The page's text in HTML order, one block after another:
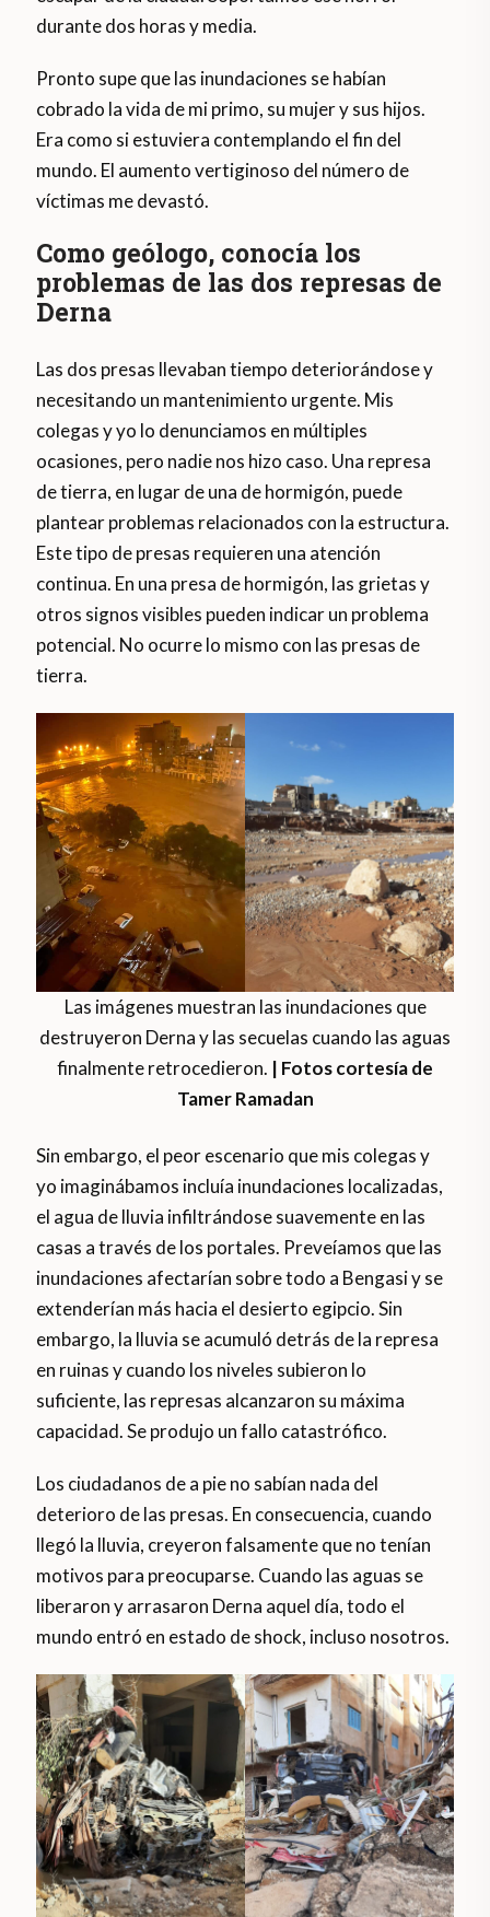
durante dos horas y media.
Pronto supe que las inundaciones se habían
cobrado la vida de mi primo, su mujer y sus hijos.
Era como si estuviera contemplando el fin del
mundo. El aumento vertiginoso del número de
víctimas me devastó.
Como geólogo, conocía los
problemas de las dos represas de
Derna
Las dos presas llevaban tiempo deteriorándose y
necesitando un mantenimiento urgente. Mis
colegas y yo lo denunciamos en múltiples
ocasiones, pero nadie nos hizo caso. Una represa
de tierra, en lugar de una de hormigón, puede
plantear problemas relacionados con la estructura.
Este tipo de presas requieren una atención
continua. En una presa de hormigón, las grietas y
otros signos visibles pueden indicar un problema
potencial. No ocurre lo mismo con las presas de
tierra.
Las imágenes muestran las inundaciones que
destruyeron Derna y las secuelas cuando las aguas
finalmente retrocedieron. | Fotos cortesía de
Tamer Ramadan
Sin embargo, el peor escenario que mis colegas y
yo imaginábamos incluía inundaciones localizadas,
el agua de lluvia infiltrándose suavemente en las
casas a través de los portales. Preveíamos que las
inundaciones afectarían sobre todo a Bengasi y se
extenderían más hacia el desierto egipcio. Sin
embargo, la lluvia se acumuló detrás de la represa
en ruinas y cuando los niveles subieron lo
suficiente, las represas alcanzaron su máxima
capacidad. Se produjo un fallo catastrófico.
Los ciudadanos de a pie no sabían nada del
deterioro de las presas. En consecuencia, cuando
llegó la lluvia, creyeron falsamente que no tenían
motivos para preocuparse. Cuando las aguas se
liberaron y arrasaron Derna aquel día, todo el
mundo entró en estado de shock, incluso nosotros.